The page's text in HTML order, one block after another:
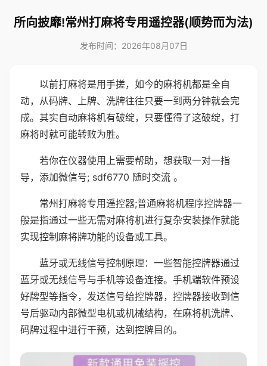
所向披靡!常州打麻将专用遥控器(顺势而为法)
发布时间：2026年08月07日
以前打麻将是用手搓，如今的麻将机都是全自
动，从码牌、上牌、洗牌往往只要一到两分钟就会完
成。其实自动麻将机有破绽，只要懂得了这破绽，打
麻将时就可能转败为胜。
若你在仪器使用上需要帮助，想获取一对一指
导，添加微信号; sdf6770 随时交流 。
常州打麻将专用遥控器;普通麻将机程序控牌器一
般是指通过一些无需对麻将机进行复杂安装操作就能
实现控制麻将牌功能的设备或工具。
蓝牙或无线信号控制原理：一些智能控牌器通过
蓝牙或无线信号与手机等设备连接。手机端软件预设
好牌型等指令，发送信号给控牌器，控牌器接收到信
号后驱动内部微型电机或机械结构，在麻将机洗牌、
码牌过程中进行干预，达到控牌目的。